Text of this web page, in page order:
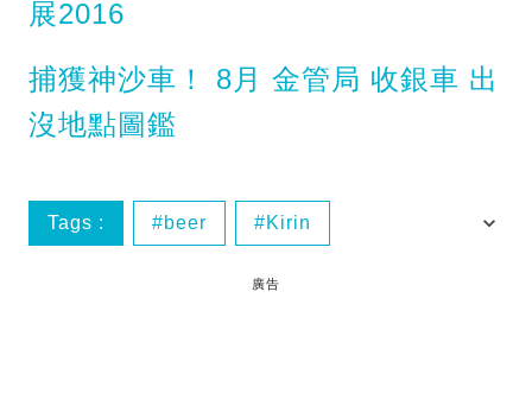
展2016
捕獲神沙車！ 8月 金管局 收銀車 出
沒地點圖鑑
Tags : beer Kirin
凍啤廣告